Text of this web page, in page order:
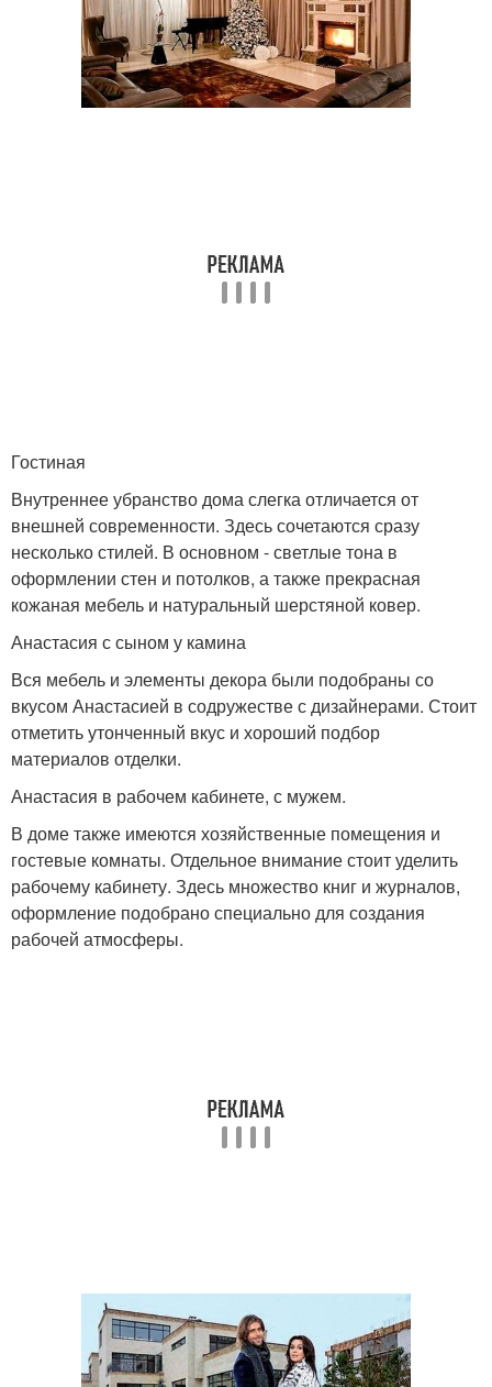
Гостиная
Внутреннее убранство дома слегка отличается от
внешней современности. Здесь сочетаются сразу
несколько стилей. В основном - светлые тона в
оформлении стен и потолков, а также прекрасная
кожаная мебель и натуральный шерстяной ковер.
Анастасия с сыном у камина
Вся мебель и элементы декора были подобраны со
вкусом Анастасией в содружестве с дизайнерами. Стоит
отметить утонченный вкус и хороший подбор
материалов отделки.
Анастасия в рабочем кабинете, с мужем.
В доме также имеются хозяйственные помещения и
гостевые комнаты. Отдельное внимание стоит уделить
рабочему кабинету. Здесь множество книг и журналов,
оформление подобрано специально для создания
рабочей атмосферы.